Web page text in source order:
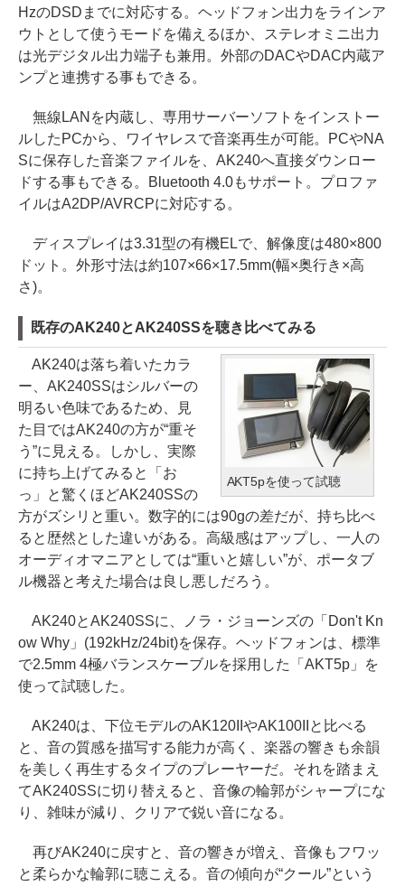
HzのDSDまでに対応する。ヘッドフォン出力をラインア
ウトとして使うモードを備えるほか、ステレオミニ出力
は光デジタル出力端子も兼用。外部のDACやDAC内蔵ア
ンプと連携する事もできる。
無線LANを内蔵し、専用サーバーソフトをインストー
ルしたPCから、ワイヤレスで音楽再生が可能。PCやNA
Sに保存した音楽ファイルを、AK240へ直接ダウンロー
ドする事もできる。Bluetooth 4.0もサポート。プロファ
イルはA2DP/AVRCPに対応する。
ディスプレイは3.31型の有機ELで、解像度は480×800
ドット。外形寸法は約107×66×17.5mm(幅×奥行き×高
さ)。
既存のAK240とAK240SSを聴き比べてみる
AKT5pを使って試聴
AK240は落ち着いたカラ
ー、AK240SSはシルバーの
明るい色味であるため、見
た目ではAK240の方が“重そ
う”に見える。しかし、実際
に持ち上げてみると「お
っ」と驚くほどAK240SSの
方がズシリと重い。数字的には90gの差だが、持ち比べ
ると歴然とした違いがある。高級感はアップし、一人の
オーディオマニアとしては“重いと嬉しい”が、ポータブ
ル機器と考えた場合は良し悪しだろう。
AK240とAK240SSに、ノラ・ジョーンズの「Don't Kn
ow Why」(192kHz/24bit)を保存。ヘッドフォンは、標準
で2.5mm 4極バランスケーブルを採用した「AKT5p」を
使って試聴した。
AK240は、下位モデルのAK120IIやAK100IIと比べる
と、音の質感を描写する能力が高く、楽器の響きも余韻
を美しく再生するタイプのプレーヤーだ。それを踏まえ
てAK240SSに切り替えると、音像の輪郭がシャープにな
り、雑味が減り、クリアで鋭い音になる。
再びAK240に戻すと、音の響きが増え、音像もフワッ
と柔らかな輪郭に聴こえる。音の傾向が“クール”という